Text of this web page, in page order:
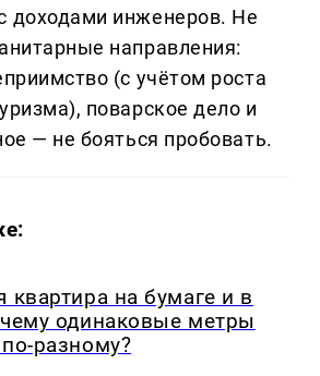
доходами инженеров. Не
направления:
(с учётом роста
поварское дело и
— не бояться пробовать.
квартира на бумаге и в
одинаковые метры
разному?